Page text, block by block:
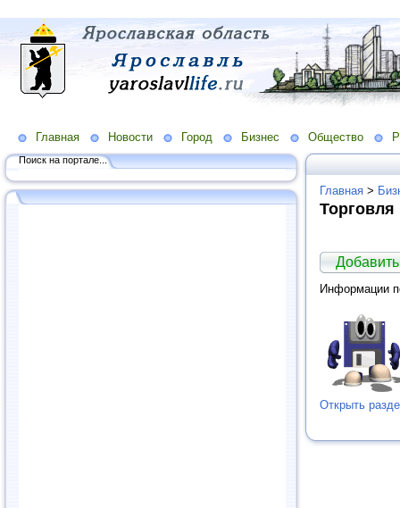
Главная Новости Город Бизнес Общество
Поиск на портале...
Главная >
Торговля
Информации
Открыть